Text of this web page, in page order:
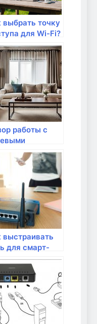
выбрать точку
для Wi-Fi?
работы с
для
выстраивать
для смарт-